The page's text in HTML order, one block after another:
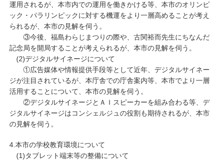
運用されるが、本市内での運用を働きかける等、本市のオリンピ
ック・パラリンピックに対する機運をより一層高めることが考え
られるが、本市の見解を伺う。
③今後、福島わらじまつりの際や、古関裕而先生にちなんだ
記念局を開局することが考えられるが、本市の見解を伺う。
(2)デジタルサイネージについて
①広告媒体や情報提供手段等として近年、デジタルサイネー
ジが注目されているが、本庁舎での庁舎案内等、本市でより一層
活用することについて、本市の見解を伺う。
②デジタルサイネージとＡＩスピーカーを組み合わる等、デ
ジタルサイネージはコンシェルジュの役割も期待されるが、本市
の見解を伺う。
4.本市の学校教育環境について
(1)タブレット端末等の整備について